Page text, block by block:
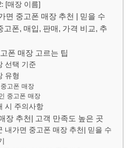
[매장 이름]
면 중고폰 매장 추천 | 믿을 수
고폰, 매입, 판매, 가격 비교, 추
폰 매장 고르는 팁
선택 기준
유형
고폰 매장
중고폰 매장
시 주의사항
장 추천| 고객 만족도 높은 곳
내가면 중고폰 매장 추천| 믿을 수